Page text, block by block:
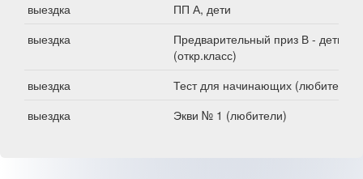
выездка
ПП А, дети
выездка
Предварительный приз В - дети
(откр.класс)
выездка
Тест для начинающих (любители)
выездка
Экви № 1 (любители)